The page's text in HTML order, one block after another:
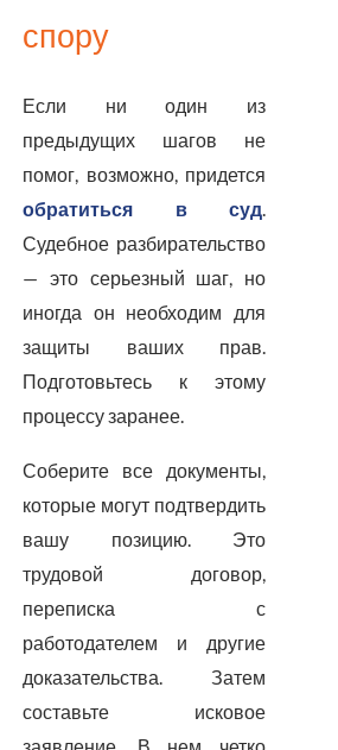
спору
Если ни один из
предыдущих шагов не
помог, возможно, придется
обратиться в суд
Судебное разбирательство
— это серьезный шаг, но
иногда он необходим для
защиты ваших прав.
Подготовьтесь к этому
процессу заранее.
Соберите все документы,
которые могут подтвердить
вашу позицию. Это
трудовой договор,
переписка с
работодателем и другие
доказательства. Затем
составьте исковое